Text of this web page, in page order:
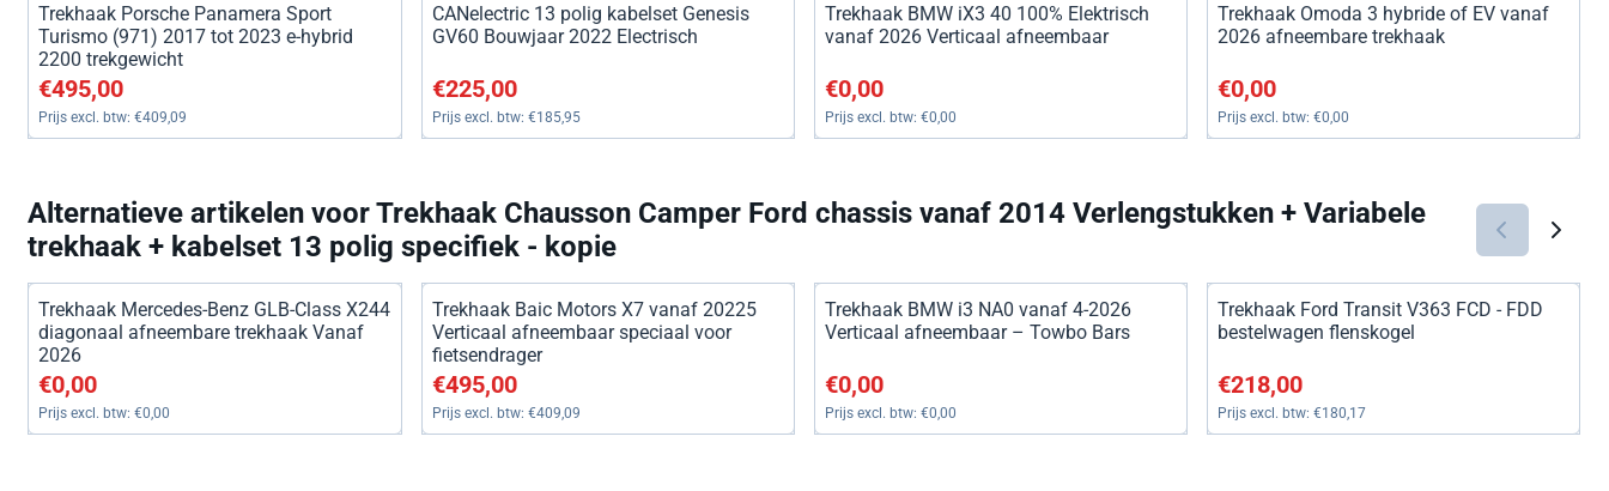
Trekhaak Porsche Panamera Sport
Turismo (971) 2017 tot 2023 e-hybrid
2200 trekgewicht
Prijs: 495,00, exclusief btw: 409,09
€495,00
Prijs excl. btw: €409,09
CANelectric 13 polig kabelset Genesis
GV60 Bouwjaar 2022 Electrisch
Prijs: 225,00, exclusief btw: 185,95
€225,00
Prijs excl. btw: €185,95
Trekhaak BMW iX3 40 100% Elektrisch
vanaf 2026 Verticaal afneembaar
Prijs: 0,00, exclusief btw: 0,00
€0,00
Prijs excl. btw: €0,00
Trekhaak Omoda 3 hybride of EV vanaf
2026 afneembare trekhaak
Prijs: 0,00, exclusief btw: 0,00
€0,00
Prijs excl. btw: €0,00
Alternatieve artikelen voorTrekhaak Chausson Camper Ford chassis vanaf 2014 Verlengstukken + Variabele
trekhaak + kabelset 13 polig specifiek - kopie
Trekhaak Mercedes-Benz GLB-Class X244
diagonaal afneembare trekhaak Vanaf
2026
Prijs: 0,00, exclusief btw: 0,00
€0,00
Prijs excl. btw: €0,00
Trekhaak Baic Motors X7 vanaf 20225
Verticaal afneembaar speciaal voor
fietsendrager
Prijs: 495,00, exclusief btw: 409,09
€495,00
Prijs excl. btw: €409,09
Trekhaak BMW i3 NA0 vanaf 4-2026
Verticaal afneembaar – Towbo Bars
Prijs: 0,00, exclusief btw: 0,00
€0,00
Prijs excl. btw: €0,00
Trekhaak Ford Transit V363 FCD - FDD
bestelwagen flenskogel
Prijs: 218,00, exclusief btw: 180,17
€218,00
Prijs excl. btw: €180,17